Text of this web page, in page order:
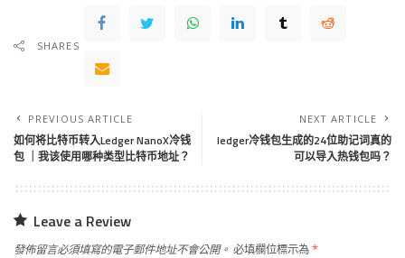
SHARES
PREVIOUS ARTICLE
如何将比特币转入Ledger NanoX冷钱
包 ｜我该使用哪种类型比特币地址？
NEXT ARTICLE
ledger冷钱包生成的24位助记词真的
可以导入热钱包吗？
Leave a Review
發佈留言必須填寫的電子郵件地址不會公開。 必填欄位標示為*